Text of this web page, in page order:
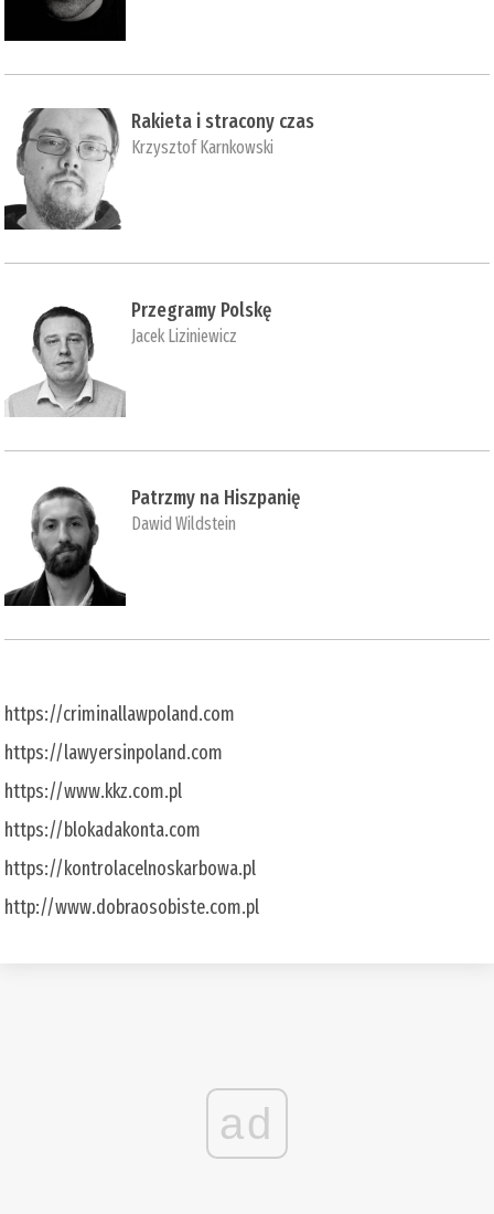
Rakieta i stracony czas
Krzysztof Karnkowski
Przegramy Polskę
Jacek Liziniewicz
Patrzmy na Hiszpanię
Dawid Wildstein
https://criminallawpoland.com
https://lawyersinpoland.com
https://www.kkz.com.pl
https://blokadakonta.com
https://kontrolacelnoskarbowa.pl
http://www.dobraosobiste.com.pl
ad